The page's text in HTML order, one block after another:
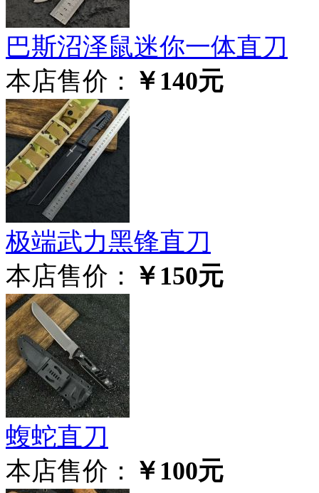
巴斯沼泽鼠迷你一体直刀
本店售价： ￥140元
极‮武端‬力黑锋直刀
本店售价： ￥150元
蝮蛇直刀
本店售价： ￥100元